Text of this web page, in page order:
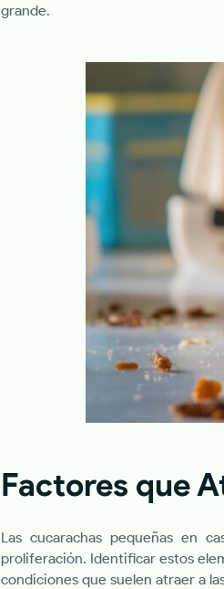
grande.
Factores que
Las cucarachas pequeñas en
proliferación. Identificar estos
condiciones que suelen atraer a